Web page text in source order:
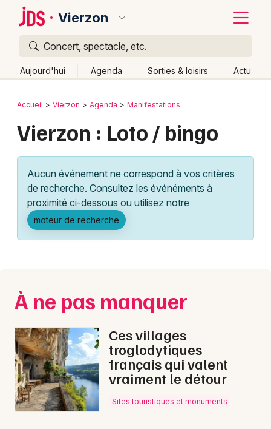
Vierzon
Concert, spectacle, etc.
Aujourd'hui Agenda Sorties & loisirs Actu
Publier un événement
Grands événements
Activité & Expérience
Manifestations
Spectacles
Concerts
Sports
Soirées
Sorties famille
Bordeaux
Lille
Lyon
Marseille
Nantes
Nice
Paris
Strasbourg
Toulouse
Retour
Accueil Vierzon Agenda Manifestations
Vierzon : Loto / bingo
Aucun événement ne correspond à vos critères
de recherche. Consultez les événéments à
proximité ci-dessous ou utilisez notre
moteur de recherche
À ne pas manquer
Ces villages
troglodytiques
français qui valent
vraiment le détour
Sites touristiques et monuments
Quoi ?
Où ?
Près de moi
Changer de lieu
Quand ?
Ce week-end